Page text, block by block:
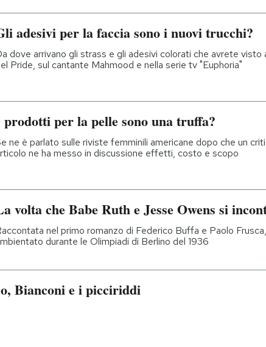
adesivi per la faccia sono i nuovi trucchi?
dove arrivano gli strass e gli adesivi colorati che avrete visto
Pride, sul cantante Mahmood e nella serie tv "Euphoria"
per la pelle sono una truffa?
ne è parlato sulle riviste femminili americane dopo che un
ne ha messo in discussione effetti, costo e scopo
volta che Babe Ruth e Jesse Owens si
nel primo romanzo di Federico Buffa e Paolo Frusca,
durante le Olimpiadi di Berlino del 1936
Bianconi e i picciriddi